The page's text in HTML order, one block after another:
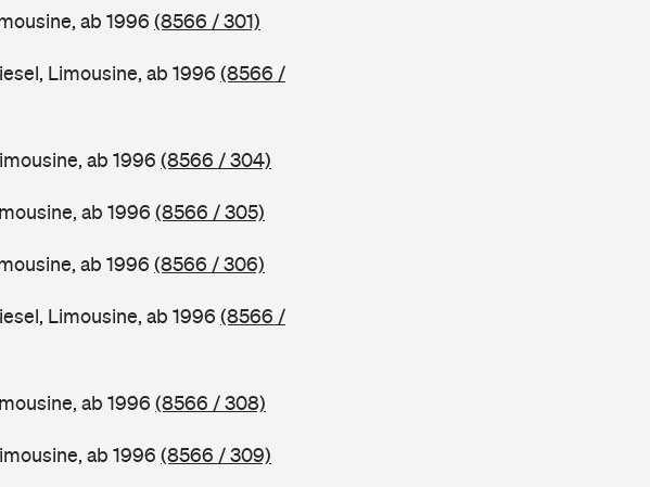
ab 1996 (8566 / 301)
Limousine, ab 1996 (8566 /
ab 1996 (8566 / 304)
ab 1996 (8566 / 305)
ab 1996 (8566 / 306)
Limousine, ab 1996 (8566 /
ab 1996 (8566 / 308)
ab 1996 (8566 / 309)